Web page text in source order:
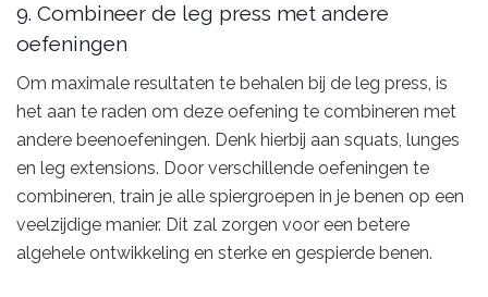
9. Combineer de leg press met andere
oefeningen
Om maximale resultaten te behalen bij de leg press, is
het aan te raden om deze oefening te combineren met
andere beenoefeningen. Denk hierbij aan squats, lunges
en leg extensions. Door verschillende oefeningen te
combineren, train je alle spiergroepen in je benen op een
veelzijdige manier. Dit zal zorgen voor een betere
algehele ontwikkeling en sterke en gespierde benen.